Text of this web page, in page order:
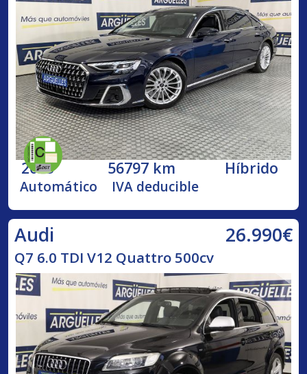
2023 56797 km Híbrido
Automático IVA deducible
Audi 26.990€
Q7 6.0 TDI V12 Quattro 500cv